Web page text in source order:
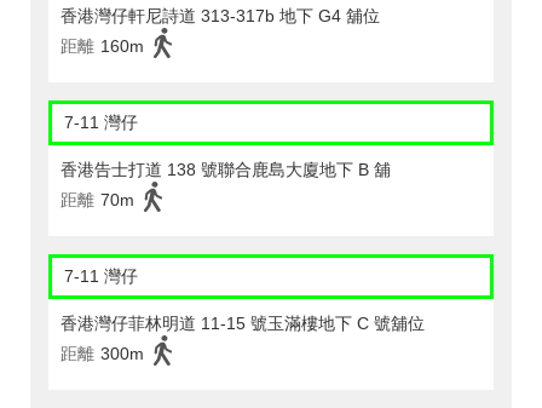
香港灣仔軒尼詩道 313-317b 地下 G4 舖位
距離 160m
7-11 灣仔
香港告士打道 138 號聯合鹿島大廈地下 B 舖
距離 70m
7-11 灣仔
香港灣仔菲林明道 11-15 號玉滿樓地下 C 號舖位
距離 300m